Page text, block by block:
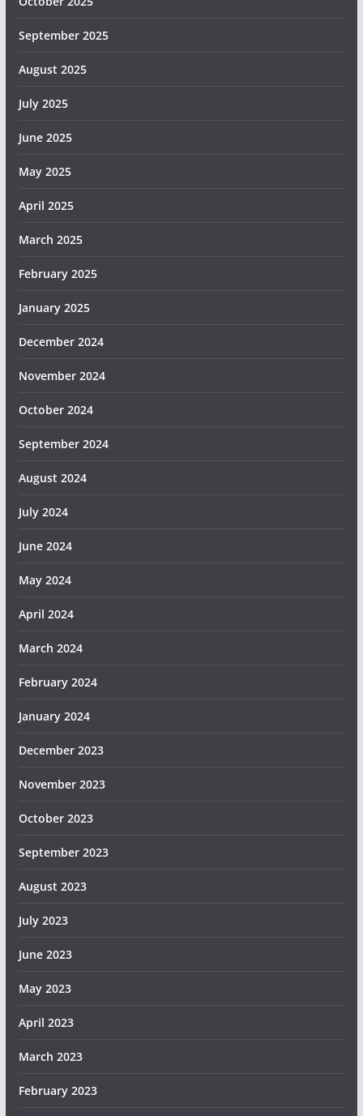
September 2025
August 2025
July 2025
June 2025
May 2025
April 2025
March 2025
February 2025
January 2025
December 2024
November 2024
October 2024
September 2024
August 2024
July 2024
June 2024
May 2024
April 2024
March 2024
February 2024
January 2024
December 2023
November 2023
October 2023
September 2023
August 2023
July 2023
June 2023
May 2023
April 2023
March 2023
February 2023